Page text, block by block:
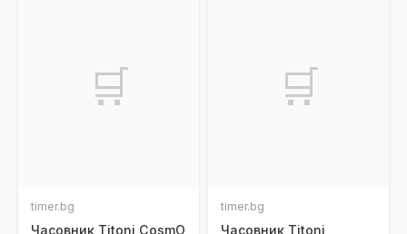
🛒
timer.bg
Часовник Titoni CosmO
🛒
timer.bg
Часовник Titoni